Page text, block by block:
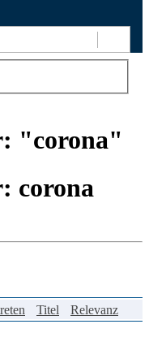
Suchen
"corona"
corona
Titel Relevanz